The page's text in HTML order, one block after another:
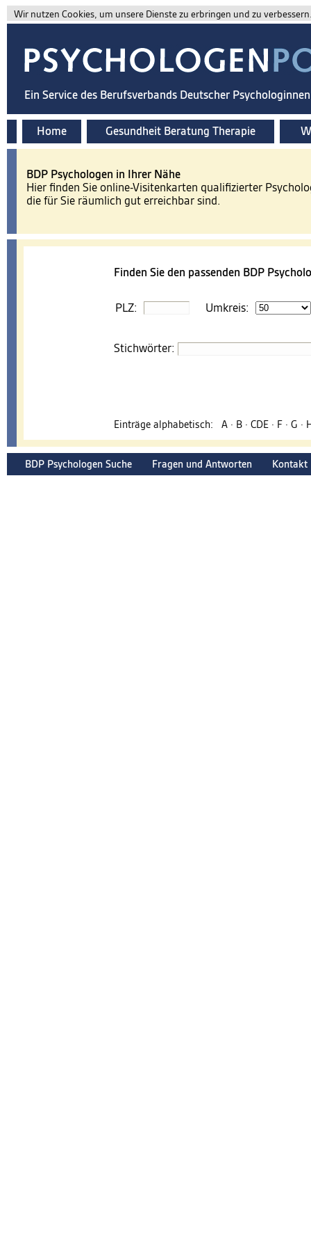
Wir nutzen Cookies, um unsere Dienste zu erbringen und zu
Ein Service des Berufsverbands Deutscher
Home Gesundheit Beratung Therapie
BDP Psychologen in Ihrer Nähe
Hier finden Sie online-Visitenkarten qualifizierter
die für Sie räumlich gut erreichbar sind.
Finden Sie den passenden BDP
PLZ: Umkreis:
Stichwörter:
Einträge alphabetisch: A· B· CDE· F· G ·
BDP Psychologen Suche Fragen und Antworten Kontakt